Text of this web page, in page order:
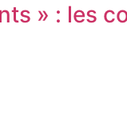
» : les